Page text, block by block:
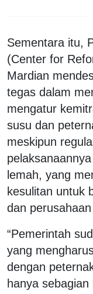
Sementara itu,
(Center for
Mardian
tegas dalam
mengatur
susu dan
meskipun
lemah, yang
kesulitan untuk
dan
“Pemerintah
yang
dengan
hanya